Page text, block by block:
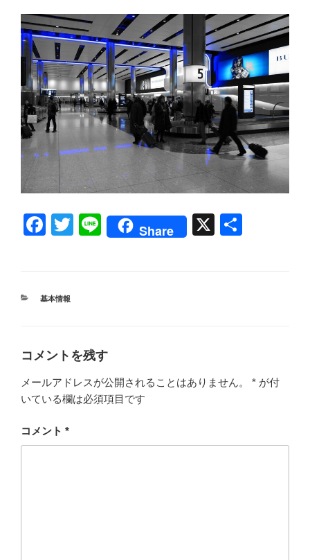
F
e
o
k
T
Li
Share X
カ
基本情報
コメントを残す
メールアドレスが公開されることはありません。 * が付
いている欄は必須項目です
コメント *